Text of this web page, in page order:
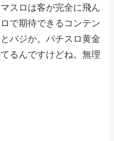
スロは客が完全に飛ん
で期待できるコンテン
バジか。パチスロ黄金
るんですけどね。無理